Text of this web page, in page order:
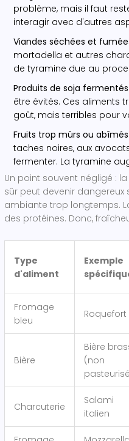
problème, mais il faut
interagir avec d'autres
Viandes séchées et
mortadella et autres
de tyramine due au
Produits de soja fermentés
être évités. Ces aliments
goût, mais terribles pour
Fruits trop mûrs ou abîmés
taches noires, aux
fermenter. La tyramine
Un point souvent négligé :
sûr peut devenir
ambiante trop longtemps.
des protéines. Donc,
Type
d'aliment
Exemple
Fromage
bleu
Roquefort
Bière
Bière
(non
Charcuterie
Salami
italien